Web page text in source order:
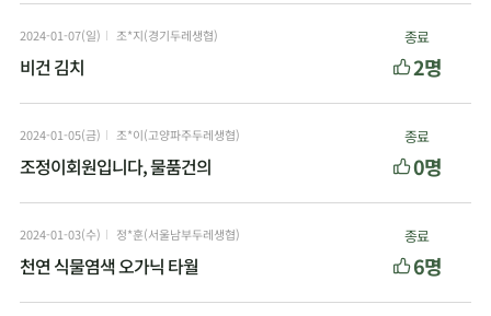
2024-01-07(일) 조*지(경기두레생협)
비건 김치
종료
2명
2024-01-05(금) 조*이(고양파주두레생협)
조정이회원입니다, 물품건의
종료
0명
2024-01-03(수) 정*훈(서울남부두레생협)
천연 식물염색 오가닉 타월
종료
6명